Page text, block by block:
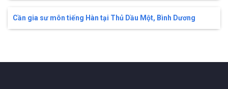
Cần gia sư môn tiếng Hàn tại Thủ Dầu Một, Bình Dương